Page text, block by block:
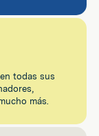
todas sus
más.